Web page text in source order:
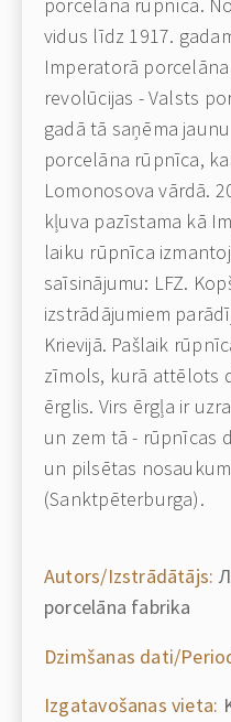
vidus līdz 1917.
Imperatorā
revolūcijas - Valsts
gadā tā saņēma
porcelāna rūpnīca,
Lomonosova vārdā.
kļuva pazīstama kā
laiku rūpnīca
saīsinājumu: LFZ.
izstrādājumiem
Krievijā. Pašlaik
zīmols, kurā attēlots
ērglis. Virs ērgļa ir
un zem tā - rūpnīcas
un pilsētas
(Sanktpēterburga).
Autors/Izstrādātājs:
porcelāna fabrika
Dzimšanas dati/
Izgatavošanas vieta: